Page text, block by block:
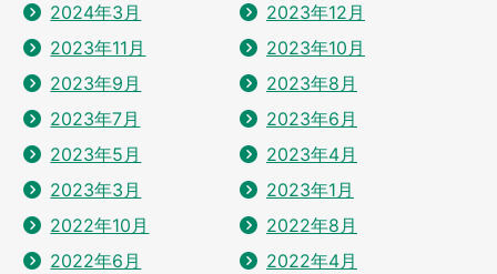
2024年3月
2023年12月
2023年11月
2023年10月
2023年9月
2023年8月
2023年7月
2023年6月
2023年5月
2023年4月
2023年3月
2023年1月
2022年10月
2022年8月
2022年6月
2022年4月